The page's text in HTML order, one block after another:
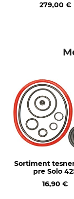
279,00 €
Sortiment
pre Solo
16,90 €